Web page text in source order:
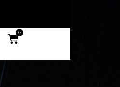
0